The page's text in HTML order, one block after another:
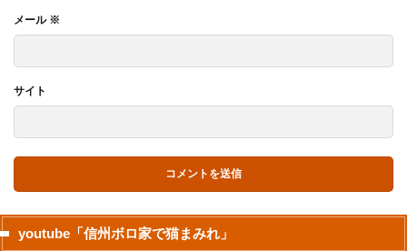
メール ※
サイト
youtube「信州ボロ家で猫まみれ」